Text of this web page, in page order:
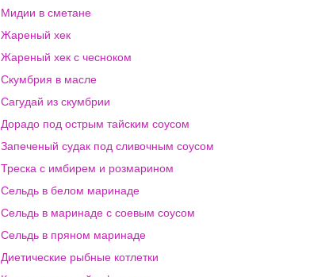
Мидии в сметане
Жареный хек
Жареный хек с чесноком
Скумбрия в масле
Сагудай из скумбрии
Дорадо под острым тайским соусом
Запеченый судак под сливочным соусом
Треска с имбирем и розмарином
Сельдь в белом маринаде
Сельдь в маринаде с соевым соусом
Сельдь в пряном маринаде
Диетические рыбные котлетки